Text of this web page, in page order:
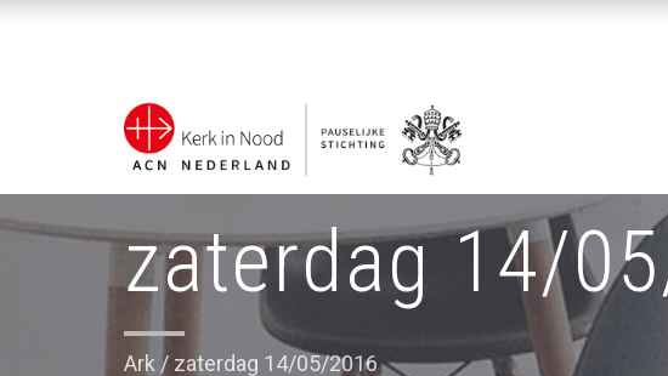
zaterdag 14/
Ark / zaterdag 14/05/2016